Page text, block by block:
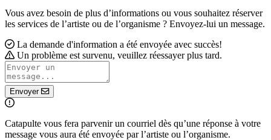
Vous avez besoin de plus d’informations ou vous souhaitez réserver
les services de l’artiste ou de l’organisme ? Envoyez-lui un message.
La demande d'information a été envoyée avec succès!
Un problème est survenu, veuillez réessayer plus tard.
Envoyer
Catapulte vous fera parvenir un courriel dès qu’une réponse à votre
message vous aura été envoyée par l’artiste ou l’organisme.